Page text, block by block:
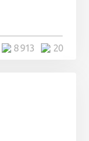
20
8 913